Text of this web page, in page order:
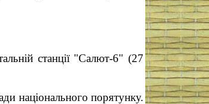
станції "Салют-6" (27
національного порятунку.